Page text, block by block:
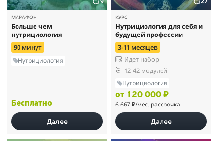
МАРАФОН
Больше чем
нутрициология
90 минут
Нутрициология
Бесплатно
Далее
КУРС
Нутрициология для себя и
будущей профессии
3-11 месяцев
Идет набор
12-42 модулей
Нутрициология
от 120 000 ₽
6 667 ₽/мес. рассрочка
Далее